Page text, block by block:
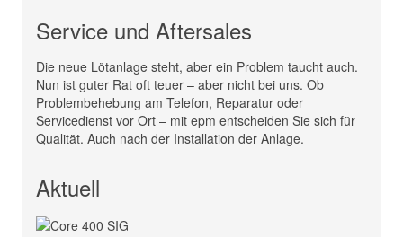
Service und Aftersales
Die neue Lötanlage steht, aber ein Problem taucht auch.
Nun ist guter Rat oft teuer – aber nicht bei uns. Ob
Problembehebung am Telefon, Reparatur oder
Servicedienst vor Ort – mit epm entscheiden Sie sich für
Qualität. Auch nach der Installation der Anlage.
Aktuell